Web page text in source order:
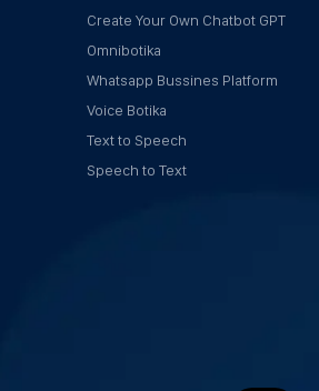
Create Your Own Chatbot GPT
Omnibotika
Whatsapp Bussines Platform
Voice Botika
Text to Speech
Speech to Text